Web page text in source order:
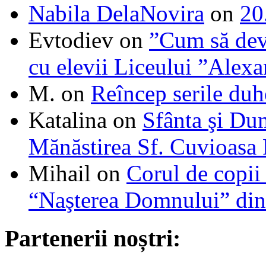
Nabila DelaNovira on
Evtodiev on ”Cum să
cu elevii Liceului
M. on Reîncep serile
Katalina on Sfânta şi
Mănăstirea Sf. Cuvioasa
Mihail on Corul de
“Naşterea Domnului”
Partenerii noștri: